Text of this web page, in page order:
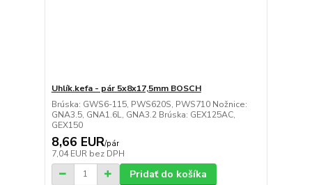
Uhlík.kefa - pár 5x8x17,5mm BOSCH
Brúska: GWS6-115, PWS620S, PWS710 Nožnice:
GNA3.5, GNA1.6L, GNA3.2 Brúska: GEX125AC,
GEX150
8,66 EUR/pár
7,04 EUR bez DPH
Pridať do košíka